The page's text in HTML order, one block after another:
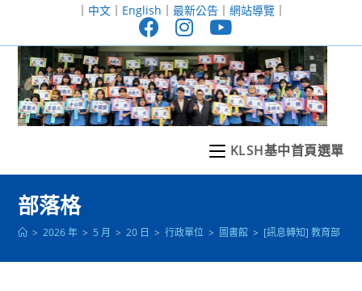
至
｜ 中文｜ English ｜ 最新公告｜ 網站導覽｜
KLSH基中首頁選單
部落格
> 2026 年 > 5 月 > 20 日 > 行政單位 > 圖書館 > [訊息轉知] 教育部「